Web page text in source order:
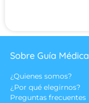
Sobre Guía Médica
¿Quienes somos?
¿Por qué elegirnos?
Preguntas frecuentes